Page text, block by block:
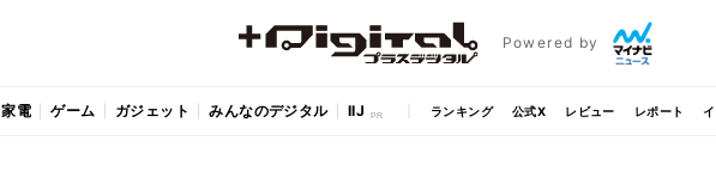
Powered by
家電 ゲーム ガジェット みんなのデジタル IIJ ランキング 公式X レビュー レポート